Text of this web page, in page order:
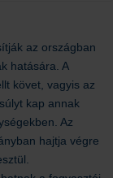
az országban
hatására. A
követ, vagyis az
kap annak
Az
hajtja végre